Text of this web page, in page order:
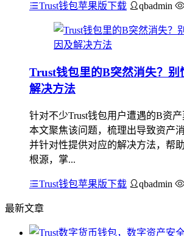
Trust钱包苹果版下载 qbadmin
Trust钱包里的B突然消失？别
解决方法
针对不少Trust钱包用户遭遇的B资产
本文聚焦该问题，梳理出导致资产
并针对性提供对应的解决方法，帮
根源，掌...
Trust钱包苹果版下载 qbadmin
最新文章